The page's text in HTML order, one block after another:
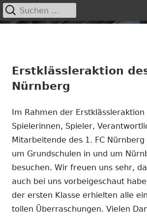
Primäres
Suchen
nach:
Erstklässleraktion
Nürnberg
Im Rahmen der
Spielerinnen, Spieler,
Mitarbeitende des 1. FC
um Grundschulen in und um
besuchen. Wir freuen uns sehr,
auch bei uns vorbeigeschaut
der ersten Klasse erhielten alle
tollen Überraschungen. Vielen